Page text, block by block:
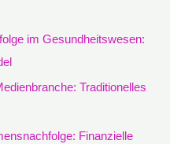
im Gesundheitswesen:
Traditionelles
Finanzielle